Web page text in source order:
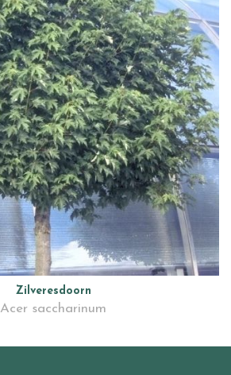
Zilveresdoorn
Acer saccharinum